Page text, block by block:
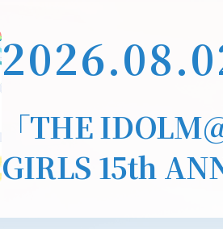
「THE
GIRLS 15th
PARTY!!!! ~ for